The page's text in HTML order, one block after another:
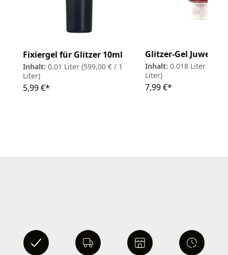
Fixiergel für Glitzer 10ml
Inhalt: 0.01 Liter (599,00 € / 1
Liter)
5,99 €*
Glitzer-Gel Juwel
Inhalt: 0.018 Liter
Liter)
7,99 €*